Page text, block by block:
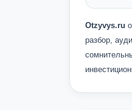
Otzyvys.ru
разбор,